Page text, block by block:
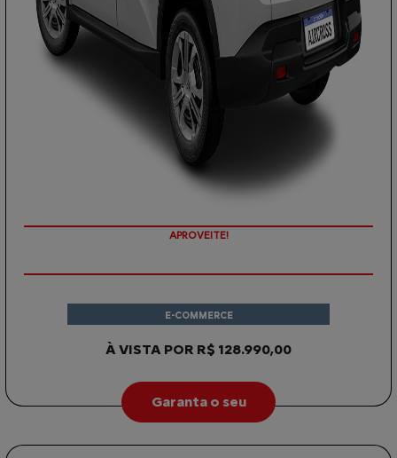
APROVEITE!
À VISTA POR R$ 128.990,00
E-COMMERCE
Garanta o seu